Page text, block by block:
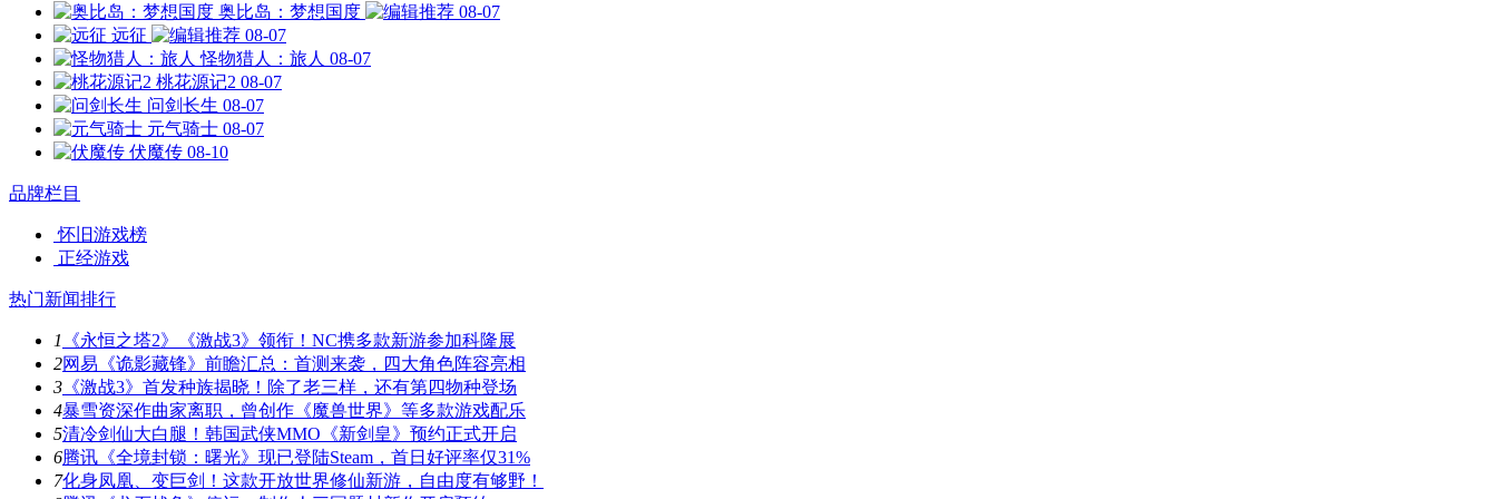
奥比岛：梦想国度
08-07
远征
08-07
怪物猎人：旅人 08-07
桃花源记2 08-07
问剑长生 08-07
元气骑士 08-07
伏魔传 08-10
品牌栏目
怀旧游戏榜
正经游戏
热门新闻排行
1
《永恒之塔2》《激战3》领衔！NC携多款新游参加科隆展
2网易《诡影藏锋》前瞻汇总：首测来袭，四大角色阵容亮相
3 《激战3》首发种族揭晓！除了老三样，还有第四物种登场
4暴雪资深作曲家离职，曾创作《魔兽世界》等多款游戏配乐
5清冷剑仙大白腿！韩国武侠MMO《新剑皇》预约正式开启
6腾讯《全境封锁：曙光》现已登陆Steam，首日好评率仅31%
7化身凤凰、变巨剑！这款开放世界修仙新游，自由度有够野！